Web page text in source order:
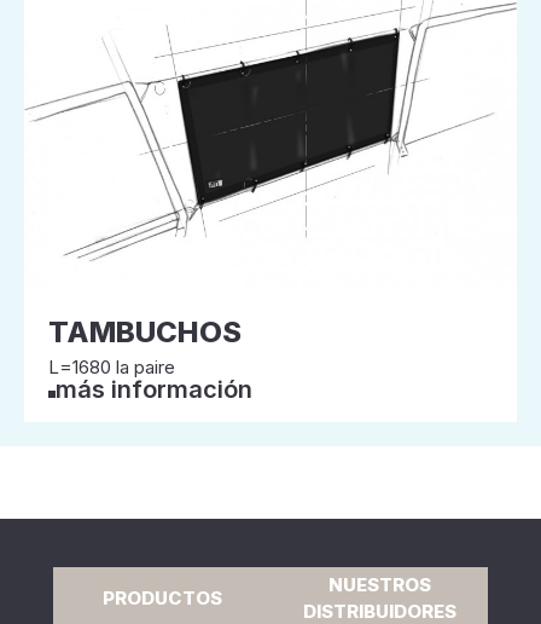
TAMBUCHOS
L=1680 la paire
más información
PRODUCTOS
NUESTROS
DISTRIBUIDORES